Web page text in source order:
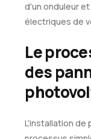
d'un onduleur
électriques de
Le
des
L'installation de